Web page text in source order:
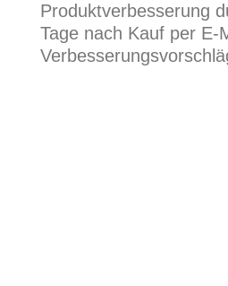
Produktverbesserung
Tage nach Kauf per E-